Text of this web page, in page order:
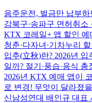
음주운전, 벌금만 납부하
강북구·송파구 면허취
KTX 코레일+ 앱 할인 예
청춘·다자녀·기차누리
입추(立秋)란? 2026년
일까? 절기·풍습·음식 총
2026년 KTX 예매 앱이
로 변경! 무엇이 달라졌
신남성연대 배인규 대